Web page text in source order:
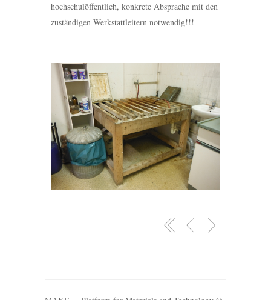
hochschulöffentlich, konkrete Absprache mit den
zuständigen Werkstattleitern notwendig!!!